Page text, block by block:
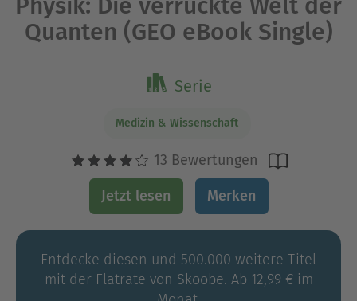
Quanten (GEO eBook Single)
Serie
Medizin & Wissenschaft
13 Bewertungen
Jetzt lesen Merken
Entdecke diesen und 500.000 weitere Titel
mit der Flatrate von Skoobe. Ab 12,99 € im